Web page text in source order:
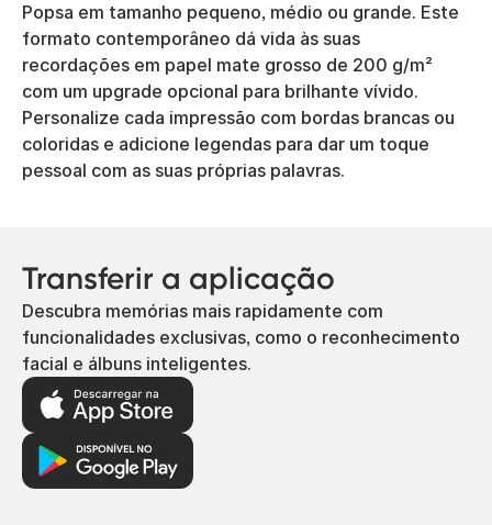
Popsa em tamanho pequeno, médio ou grande. Este
formato contemporâneo dá vida às suas
recordações em papel mate grosso de 200 g/m²
com um upgrade opcional para brilhante vívido.
Personalize cada impressão com bordas brancas ou
coloridas e adicione legendas para dar um toque
pessoal com as suas próprias palavras.
Transferir a aplicação
Descubra memórias mais rapidamente com
funcionalidades exclusivas, como o reconhecimento
facial e álbuns inteligentes.